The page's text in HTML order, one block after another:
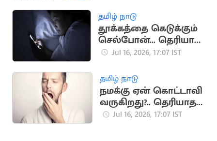
தமிழ் நாடு
தூக்கத்தை கெடுக்கும்
செல்போன்... தெரியாத
ஆபத்துகள்
Jul 16, 2026, 17:07 IST
தமிழ் நாடு
நமக்கு ஏன் கொட்டாவி
வருகிறது?.. தெரியாத
சுவாரஸ்ய
Jul 16, 2026, 17:07 IST